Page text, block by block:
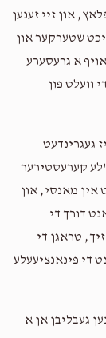
און זיי זענען
שטערקער און
א גרעסערע
וועלט פון
געגרינדעט
קערעסטירער
אין מאנסי, און
דורך די
טראגן די
די פינאנציעעלע
געבליבן אן א